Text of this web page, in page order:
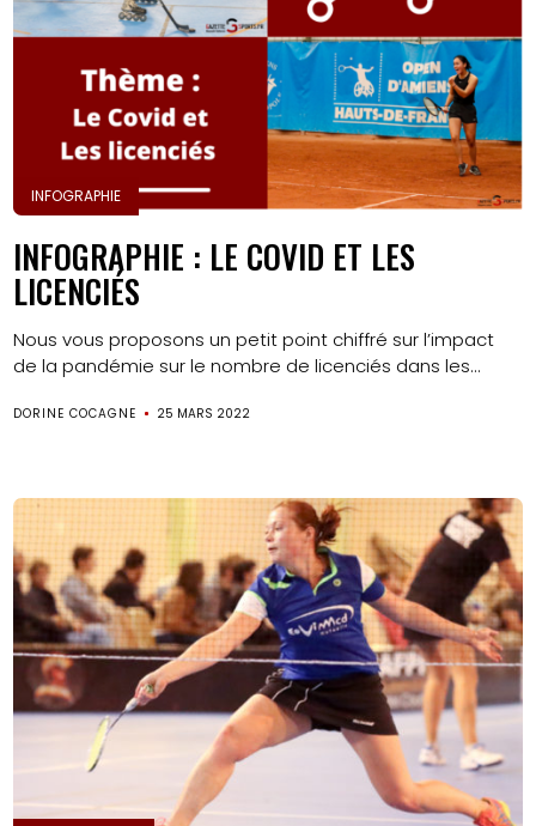
INFOGRAPHIE
INFOGRAPHIE : LE COVID ET LES
LICENCIÉS
Nous vous proposons un petit point chiffré sur l’impact
de la pandémie sur le nombre de licenciés dans les...
DORINE COCAGNE 25 MARS 2022